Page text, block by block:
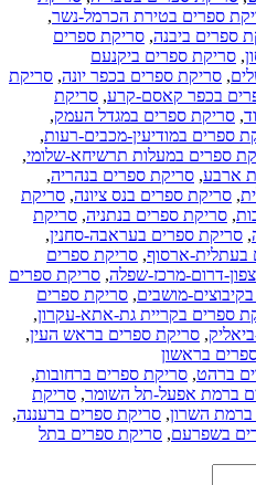
ספרים בטירת הכרמל-נשר,
ספרים ביבנה, סריקת ספרים
, סריקת ספרים ביקנעם
, סריקת ספרים בכפר יונה, סריקת
בכפר קאסם-קרע, סריקת
, סריקת ספרים במגדל העמק,
ספרים במודיעין-מכבים-רעות,
ספרים במעלות תרשיחא-שלומי,
ארבע, סריקת ספרים בנהריה,
, סריקת ספרים בנס ציונה, סריקת
, סריקת ספרים בנתניה, סריקת
, סריקת ספרים בעראבה-סחנין,
בעתלית-ארסוף, סריקת ספרים
דרום-מרכז-שפלה, סריקת ספרים
מושבים, סריקת ספרים
ספרים בקריית גת-אתא-עקרון,
, סריקת ספרים בראש העין,
בראשון
ברהט, סריקת ספרים ברחובות,
ברמת אפעל-תל השומר, סריקת
השרון, סריקת ספרים ברעננה,
בשפרעם, סריקת ספרים בתל